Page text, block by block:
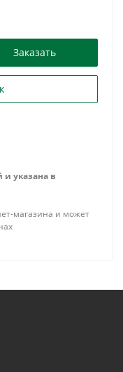
Заказать
и указана в
магазина и может